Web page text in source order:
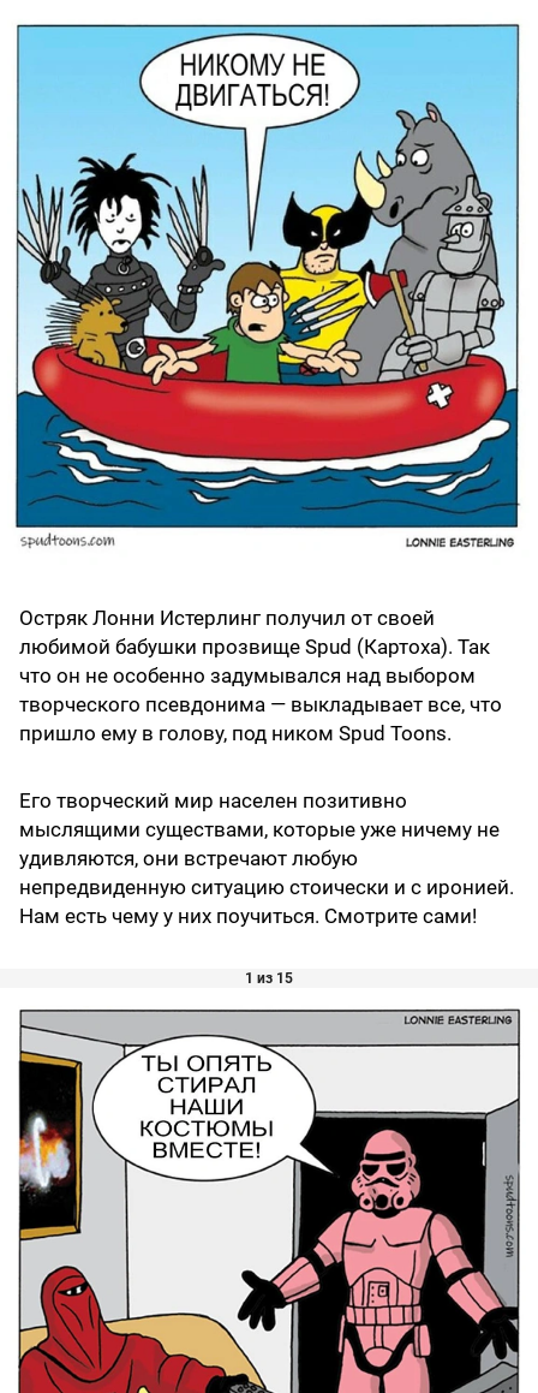
Остряк Лонни Истерлинг получил от своей
любимой бабушки прозвище Spud (Картоха). Так
что он не особенно задумывался над выбором
творческого псевдонима — выкладывает все, что
пришло ему в голову, под ником Spud Toons.
Его творческий мир населен позитивно
мыслящими существами, которые уже ничему не
удивляются, они встречают любую
непредвиденную ситуацию стоически и с иронией.
Нам есть чему у них поучиться. Смотрите сами!
1 из 15